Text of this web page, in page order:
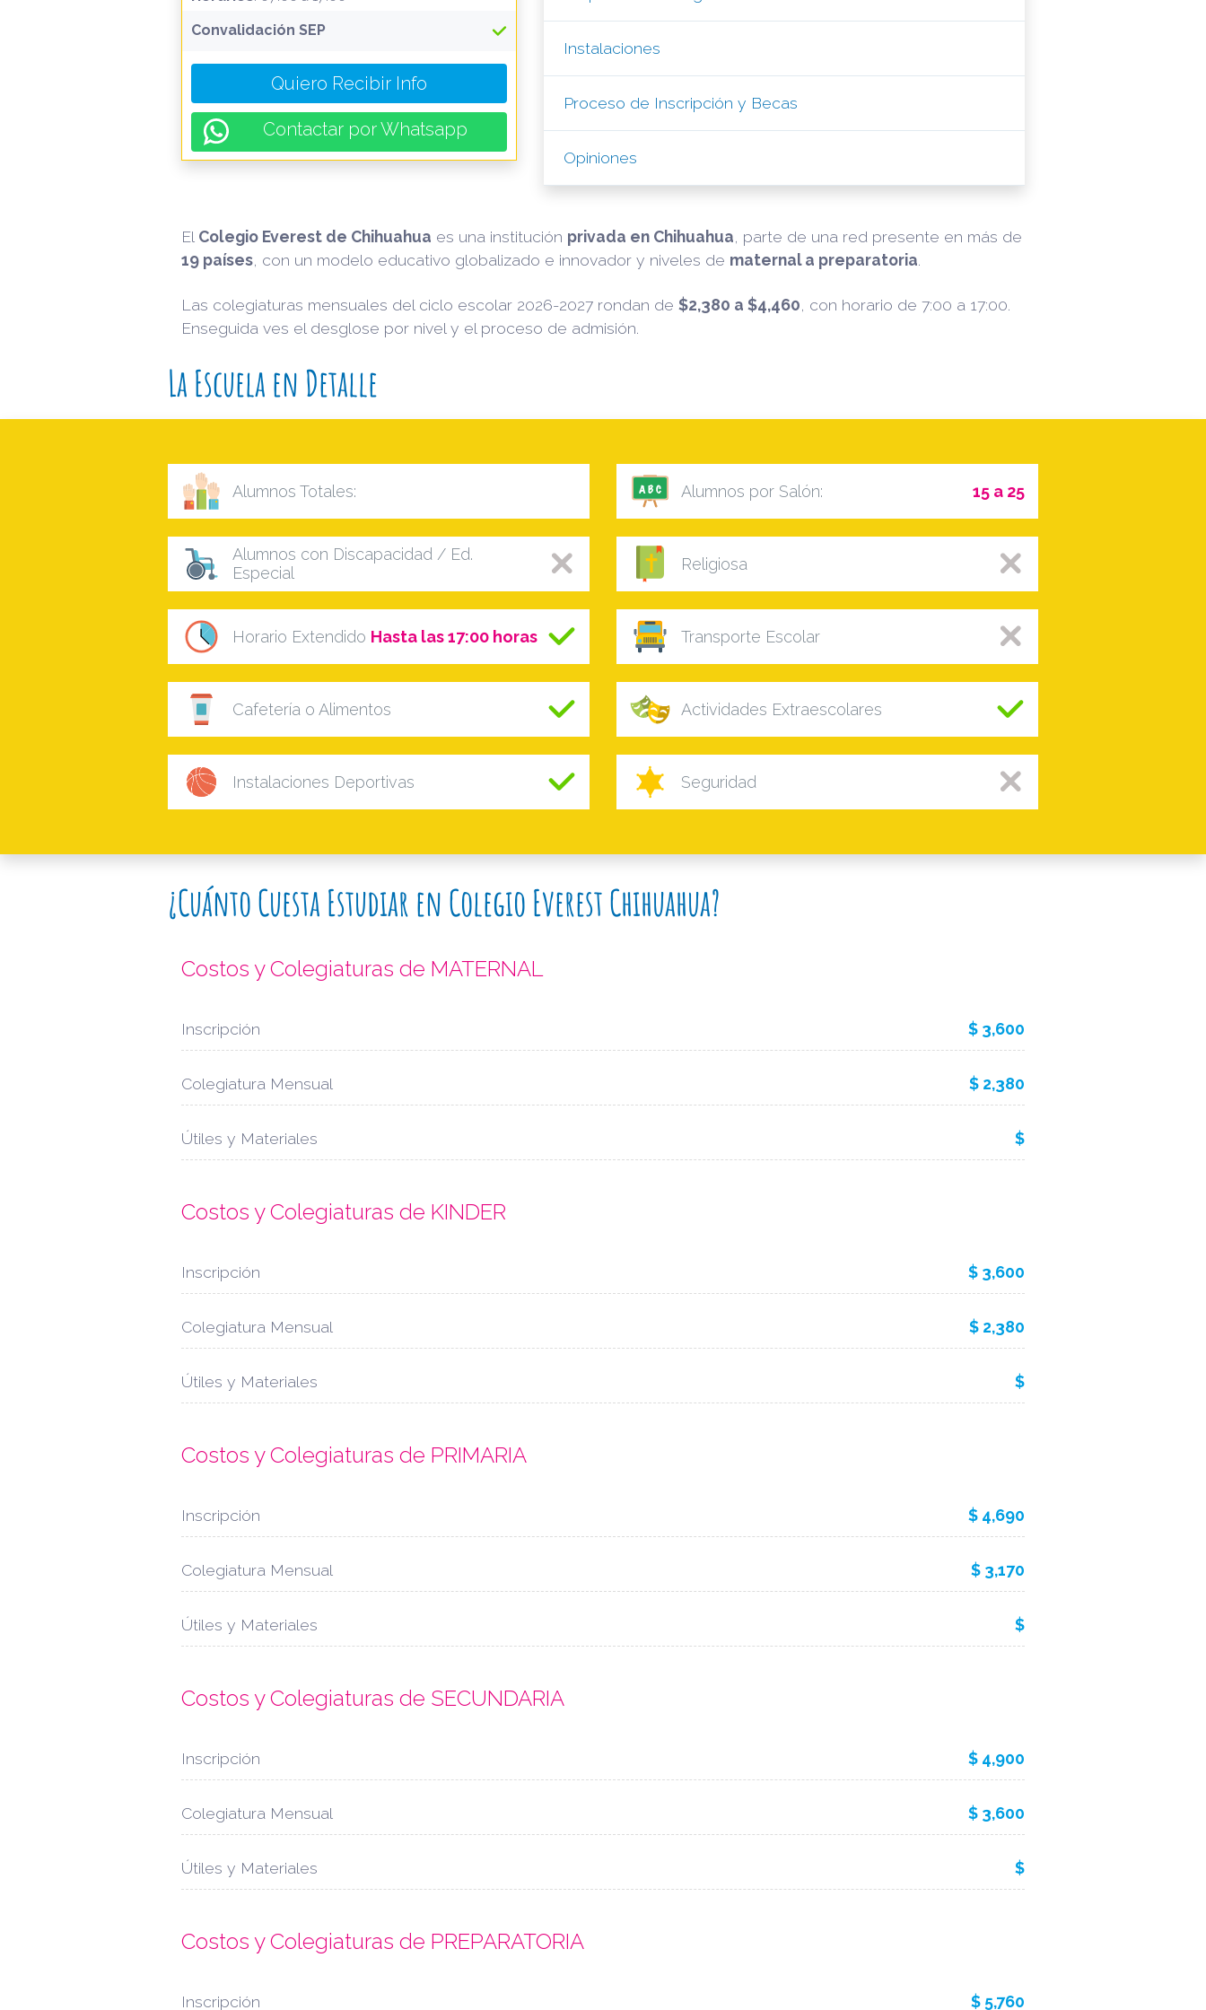
Convalidación SEP
Quiero Recibir Info
Contactar por Whatsapp
Instalaciones
Proceso de Inscripción y Becas
Opiniones
El Colegio Everest de Chihuahua es una institución privada en Chihuahua , parte de una red presente en más de
19 países , con un modelo educativo globalizado e innovador y niveles de maternal a preparatoria
Las colegiaturas mensuales del ciclo escolar 2026-2027 rondan de $2,380 a $4,460 , con horario de 7:00 a 17:00.
Enseguida ves el desglose por nivel y el proceso de admisión.
La Escuela en Detalle
Alumnos Totales: Alumnos por Salón: 15 a 25
Alumnos con Discapacidad / Ed.
Especial
Religiosa
Horario Extendido Hasta las 17:00 horas Transporte Escolar
Cafetería o Alimentos Actividades Extraescolares
Instalaciones Deportivas Seguridad
¿Cuánto Cuesta Estudiar en Colegio Everest Chihuahua?
Costos y Colegiaturas de MATERNAL
Inscripción $ 3,600
Colegiatura Mensual $ 2,380
Útiles y Materiales $
Costos y Colegiaturas de KINDER
Inscripción $ 3,600
Colegiatura Mensual $ 2,380
Útiles y Materiales $
Costos y Colegiaturas de PRIMARIA
Inscripción $ 4,690
Colegiatura Mensual $ 3,170
Útiles y Materiales $
Costos y Colegiaturas de SECUNDARIA
Inscripción $ 4,900
Colegiatura Mensual $ 3,600
Útiles y Materiales $
Costos y Colegiaturas de PREPARATORIA
Inscripción $ 5,760